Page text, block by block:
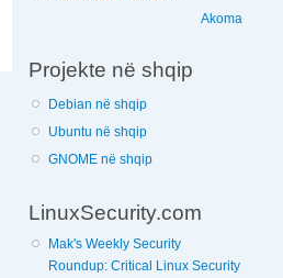
Akoma
Projekte në shqip
Debian në shqip
Ubuntu në shqip
GNOME në shqip
LinuxSecurity.com
Mak's Weekly Security
Roundup: Critical Linux Security